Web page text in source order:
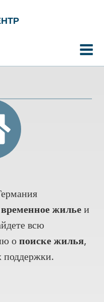
временное жильеи
всю
опоиске жилья,
поддержки.